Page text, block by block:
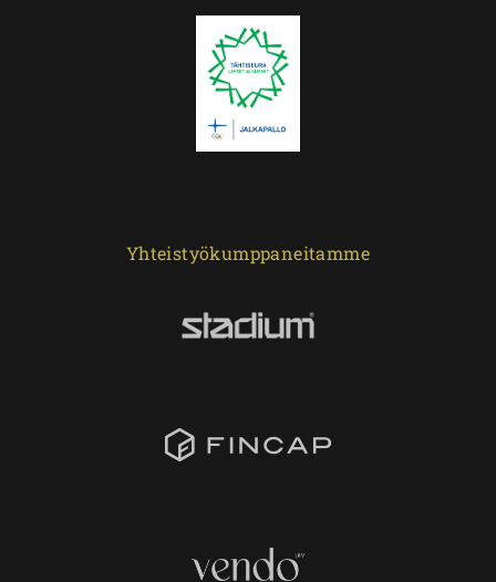
Yhteistyökumppaneitamme